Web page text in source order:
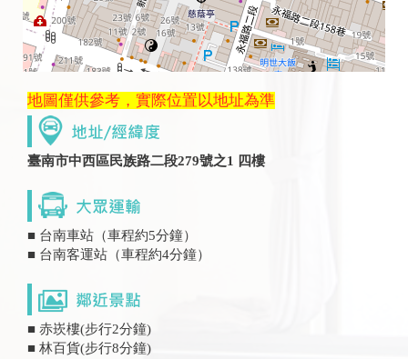
地圖僅供參考，實際位置以地址為準
臺南市中西區民族路二段279號之1 四樓
■ 台南車站（車程約5分鐘）
■ 台南客運站（車程約4分鐘）
■ 赤崁樓(步行2分鐘)
■ 林百貨(步行8分鐘)